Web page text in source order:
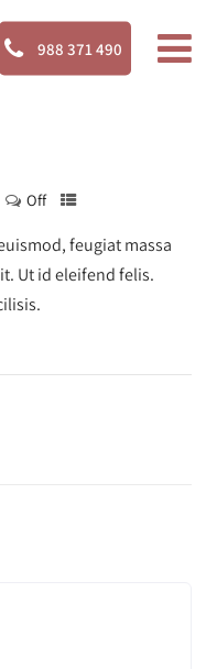
988 371 490
Off
feugiat massa
Ut id eleifend felis.